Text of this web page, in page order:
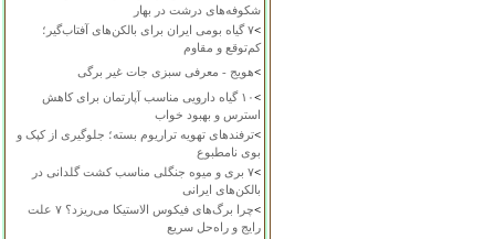
شکوفه‌های درشت در بهار
>
۷ گیاه بومی ایران برای بالکن‌های آفتاب‌گیر؛
کم‌توقع و مقاوم
>هویج - معرفی سبزی جات غیر برگی
>
۱۰ گیاه دارویی مناسب آپارتمان برای کاهش
استرس و بهبود خواب
>ترفندهای تهویه تراریوم بسته؛ جلوگیری از کپک و
بوی نامطبوع
>
۷ بری و میوه جنگلی مناسب کشت گلدانی در
بالکن‌های ایرانی
>
چرا برگ‌های فیکوس الاستیکا می‌ریزد؟ ۷ علت
رایج و راه‌حل سریع